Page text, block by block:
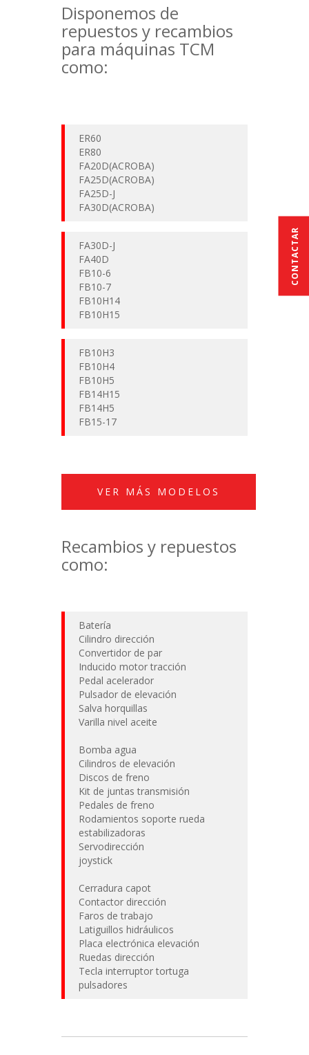
Disponemos de
repuestos y recambios
para máquinas TCM
como:
ER60
ER80
FA20D(ACROBA)
FA25D(ACROBA)
FA25D-J
FA30D(ACROBA)
FA30D-J
FA40D
FB10-6
FB10-7
FB10H14
FB10H15
FB10H3
FB10H4
FB10H5
FB14H15
FB14H5
FB15-17
VER MÁS MODELOS
Recambios y repuestos
como:
Batería
Cilindro dirección
Convertidor de par
Inducido motor tracción
Pedal acelerador
Pulsador de elevación
Salva horquillas
Varilla nivel aceite
Bomba agua
Cilindros de elevación
Discos de freno
Kit de juntas transmisión
Pedales de freno
Rodamientos soporte rueda
estabilizadoras
Servodirección
joystick
Cerradura capot
Contactor dirección
Faros de trabajo
Latiguillos hidráulicos
Placa electrónica elevación
Ruedas dirección
Tecla interruptor tortuga
pulsadores
CONTACTAR